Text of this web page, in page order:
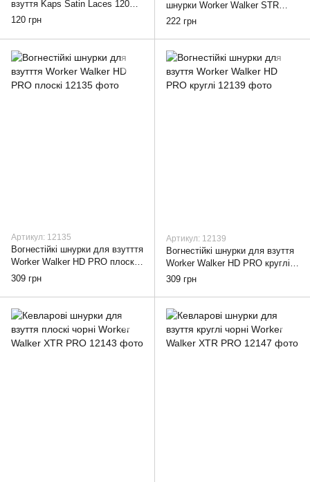
взуття Kaps Satin Laces 120
см, white
120 грн
шнурки Worker Walker STR
PRO плоскі, 90, red
222 грн
Артикул: 12135
Вогнестійкі шнурки для взутття
Worker Walker HD PRO плоскі,
90
309 грн
Артикул: 12139
Вогнестійкі шнурки для взуття
Worker Walker HD PRO круглі,
90
309 грн